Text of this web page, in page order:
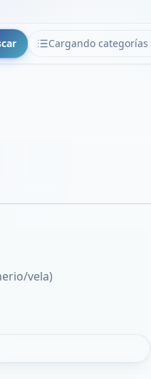
Cargando categorías
CATEGORÍAS
EN PANTALLA COMPLETA
vela)